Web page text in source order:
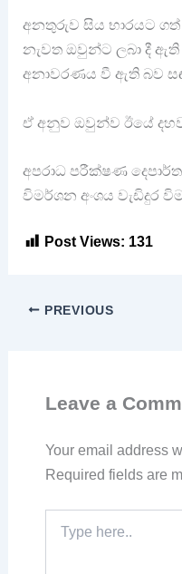
අනතුරුව සිය භාරයට
නැවත ඔවුන්ට ලබා දී
අනාවරණය වී ඇති බව
ඒ අනුව ඔවුන්ව ඊයේ
අපරාධ පරීක්ෂණ
විමර්ශන අංශය වැඩිදුර
Post Views: 131
PREVIOUS
Leave a
Your email address
Required fields are
here..